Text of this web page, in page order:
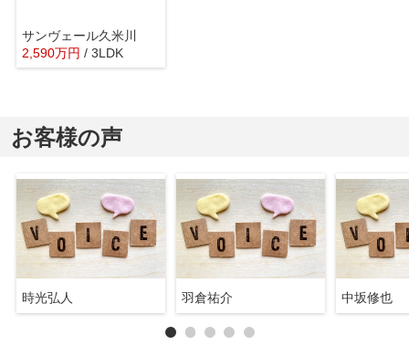
サンヴェール久米川
2,590万円 / 3LDK
お客様の声
時光弘人 羽倉祐介 中坂修也